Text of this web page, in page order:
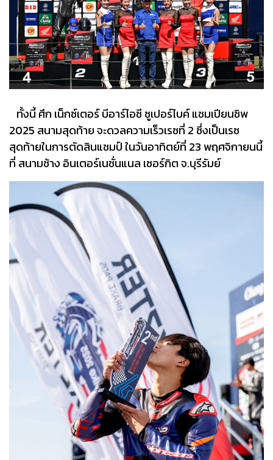
ทั้งนี้ ศึก เน็กซ์เตอร์ บีอาร์ไอซี ซูเปอร์ไบค์ แชมเปียนชิพ
2025 สนามสุดท้าย จะดวลความเร็วเรซที่ 2 ซึ่งเป็นเรซ
สุดท้ายในการตัดสินแชมป์ ในวันอาทิตย์ที่ 23 พฤศจิกายนนี้
ที่ สนามช้าง อินเตอร์เนชั่นแนล เซอร์กิต จ.บุรีรัมย์